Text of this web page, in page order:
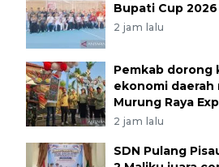
Bupati Cup 2026
2 jam lalu
Pemkab dorong
ekonomi daerah
Murung Raya
2 jam lalu
SDN Pulang